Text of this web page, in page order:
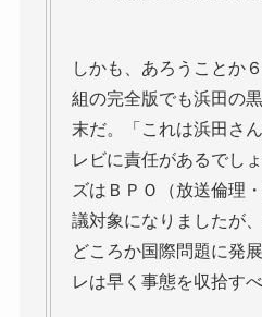
しかも、あろうことか
組の完全版でも浜田の
末だ。「これは浜田さ
レビに責任があるでし
ズはＢＰＯ（放送倫理
議対象になりましたが
どころか国際問題に発
レは早く事態を収拾す